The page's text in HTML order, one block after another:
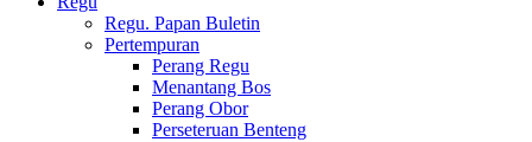
Regu. Papan Buletin
Pertempuran
Perang Regu
Menantang Bos
Perang Obor
Perseteruan Benteng